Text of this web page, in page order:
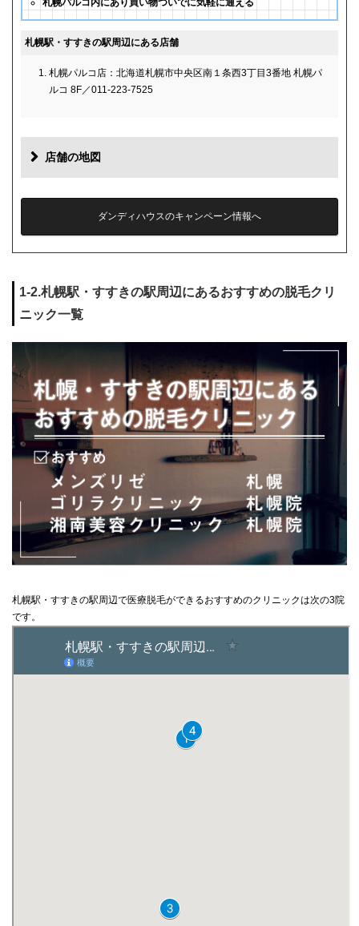
札幌パルコ内にあり買い物ついでに気軽に通える
札幌駅・すすきの駅周辺にある店舗
札幌パルコ店：北海道札幌市中央区南１条西3丁目3番地 札幌パ
ルコ 8F／011-223-7525
店舗の地図
ダンディハウスのキャンペーン情報へ
1-2.札幌駅・すすきの駅周辺にあるおすすめの脱毛クリ
ニック一覧
札幌駅・すすきの駅周辺で医療脱毛ができるおすすめのクリニックは次の3院
です。